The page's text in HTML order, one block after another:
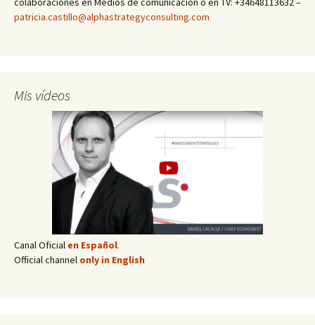
patricia.castillo@alphastrategyconsulting.com
Mis vídeos
Canal Oficial en Español.
Official channel only in English